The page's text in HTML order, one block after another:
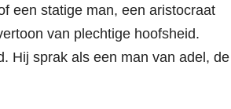
een statige man, een aristocraat
van plechtige hoofsheid.
Hij sprak als een man van adel, de